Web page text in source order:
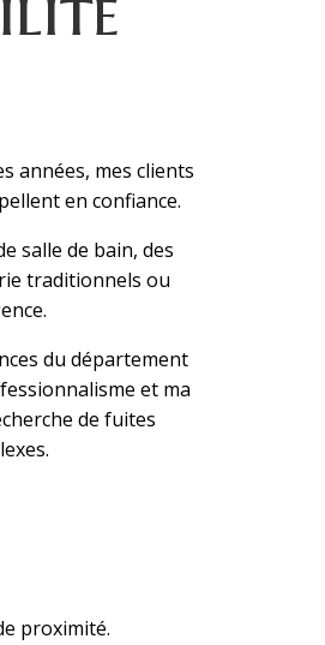
années, mes clients
en confiance.
salle de bain, des
traditionnels ou
du département
et ma
de fuites
proximité.